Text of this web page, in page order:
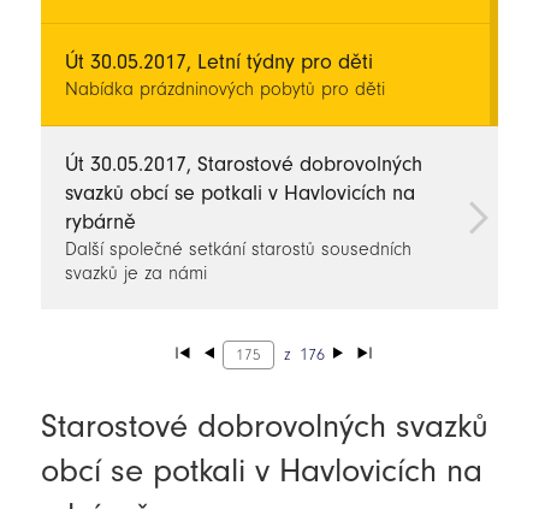
cestovního ruchu na téma Marketing zdarma a
public relation. Obě tyto aktivity uspořádala
destinační společnost Branka, o.p.s. starající se o
rozvoj cestovního ruchu v Kladském pomezí.
Út 30.05.2017, Letní týdny pro děti
Nabídka prázdninových pobytů pro děti
Út 30.05.2017, Starostové dobrovolných
svazků obcí se potkali v Havlovicích na
rybárně
Další společné setkání starostů sousedních
svazků je za námi
z 176
Starostové dobrovolných svazků
obcí se potkali v Havlovicích na